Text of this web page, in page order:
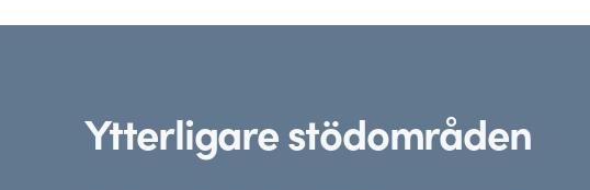
Ytterligare stödområden